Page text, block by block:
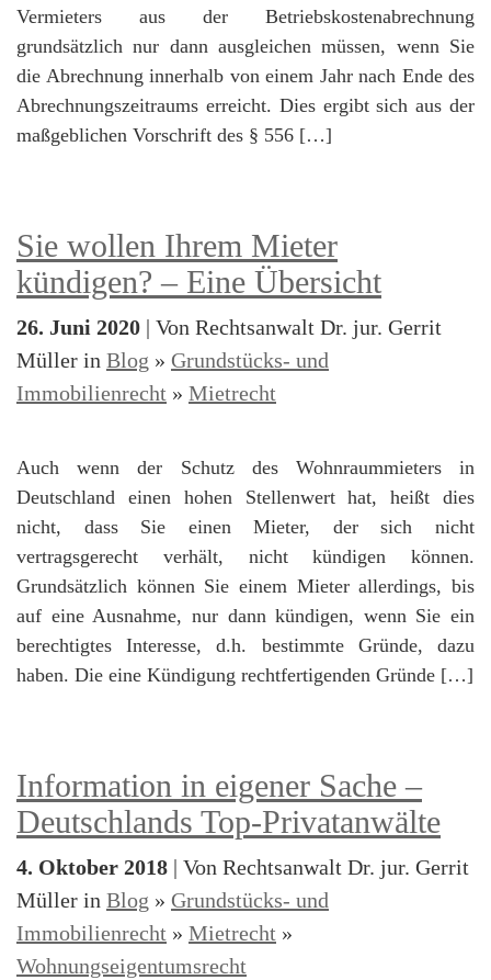
Vermieters aus der Betriebskostenabrechnung
grundsätzlich nur dann ausgleichen müssen, wenn Sie
die Abrechnung innerhalb von einem Jahr nach Ende des
Abrechnungszeitraums erreicht. Dies ergibt sich aus der
maßgeblichen Vorschrift des § 556 […]
Sie wollen Ihrem Mieter
kündigen? – Eine Übersicht
26. Juni 2020 | Von Rechtsanwalt Dr. jur. Gerrit
Müller in Blog » Grundstücks- und
Immobilienrecht » Mietrecht
Auch wenn der Schutz des Wohnraummieters in
Deutschland einen hohen Stellenwert hat, heißt dies
nicht, dass Sie einen Mieter, der sich nicht
vertragsgerecht verhält, nicht kündigen können.
Grundsätzlich können Sie einem Mieter allerdings, bis
auf eine Ausnahme, nur dann kündigen, wenn Sie ein
berechtigtes Interesse, d.h. bestimmte Gründe, dazu
haben. Die eine Kündigung rechtfertigenden Gründe […]
Information in eigener Sache –
Deutschlands Top-Privatanwälte
4. Oktober 2018 | Von Rechtsanwalt Dr. jur. Gerrit
Müller in Blog » Grundstücks- und
Immobilienrecht » Mietrecht »
Wohnungseigentumsrecht